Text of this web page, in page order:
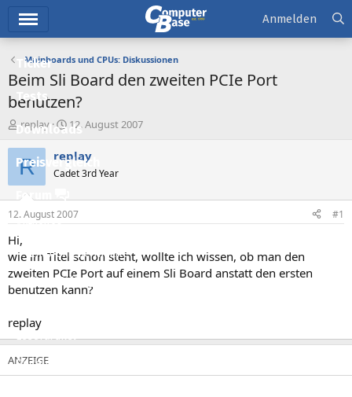
Ticker
Tests
Downloads
Preisvergleich
Forum
Aktuelles
Empfohlene Inhalte
Neue Beiträge
Leserartikel
Regeln
Anmelden
Mainboards und CPUs: Diskussionen
Beim Sli Board den zweiten PCIe Port
benutzen?
E
r
s
t
e
replay
E
r
s
t
e
l
t
m
12. August 2007
R replay
Cadet 3rd Year
12. August 2007 #1
Hi,
wie im Titel schon steht, wollte ich wissen, ob man den
zweiten PCIe Port auf einem Sli Board anstatt den ersten
benutzen kann?
replay